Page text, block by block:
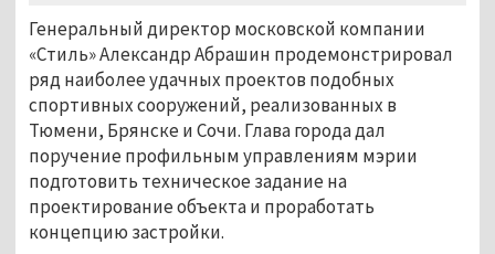
Генеральный директор московской компании
«Стиль» Александр Абрашин продемонстрировал
ряд наиболее удачных проектов подобных
спортивных сооружений, реализованных в
Тюмени, Брянске и Сочи. Глава города дал
поручение профильным управлениям мэрии
подготовить техническое задание на
проектирование объекта и проработать
концепцию застройки.